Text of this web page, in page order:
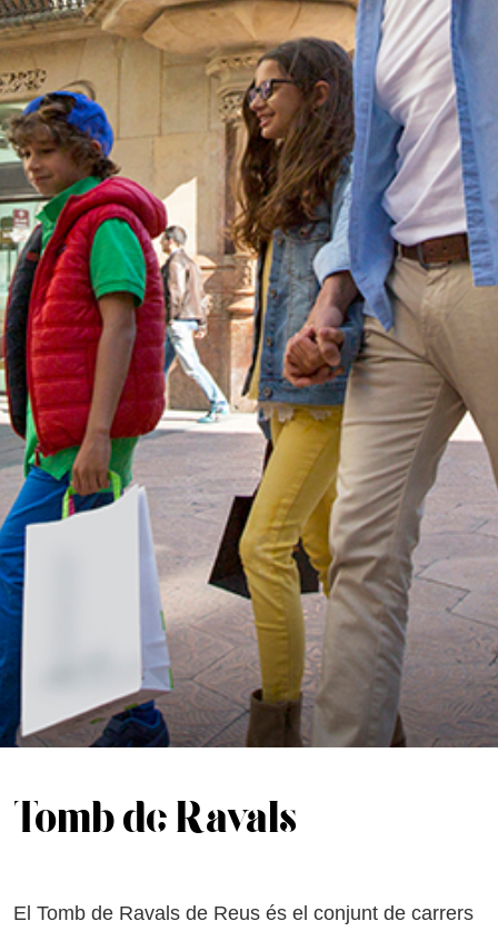
Tomb de Ravals
El Tomb de Ravals de Reus és el conjunt de carrers